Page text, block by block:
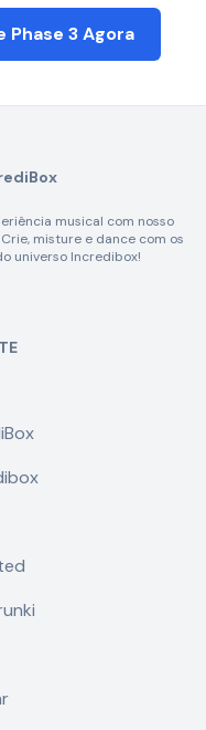
Phase 3 Agora
musical com nosso
misture e dance com os
universo Incredibox!